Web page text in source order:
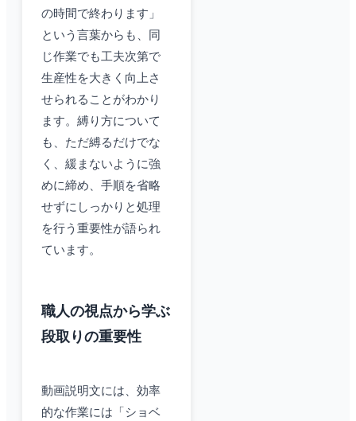
の時間で終わります」
という言葉からも、同
じ作業でも工夫次第で
生産性を大きく向上さ
せられることがわかり
ます。縛り方について
も、ただ縛るだけでな
く、緩まないように強
めに締め、手順を省略
せずにしっかりと処理
を行う重要性が語られ
ています。
職人の視点から学ぶ
段取りの重要性
動画説明文には、効率
的な作業には「ショベ